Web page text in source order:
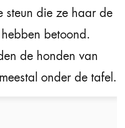
steun die ze haar de
betoond.
de honden van
onder de tafel.